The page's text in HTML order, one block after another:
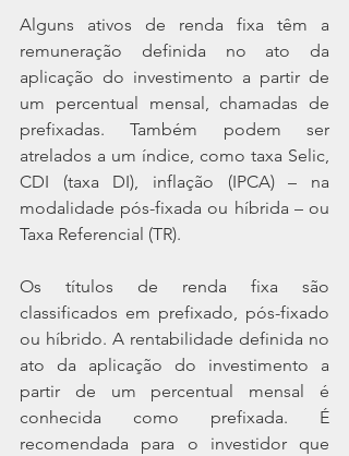
Alguns ativos de renda fixa têm a
remuneração definida no ato da
aplicação do investimento a partir de
um percentual mensal, chamadas de
prefixadas. Também podem ser
atrelados a um índice, como taxa Selic,
CDI (taxa DI), inflação (IPCA) – na
modalidade pós-fixada ou híbrida – ou
Taxa Referencial (TR).
Os títulos de renda fixa são
classificados em prefixado, pós-fixado
ou híbrido. A rentabilidade definida no
ato da aplicação do investimento a
partir de um percentual mensal é
conhecida como prefixada. É
recomendada para o investidor que